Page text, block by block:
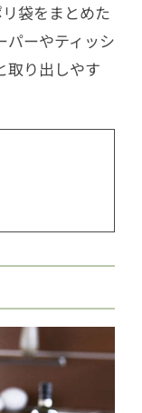
袋をまとめた
パーやティッシ
取り出しやす